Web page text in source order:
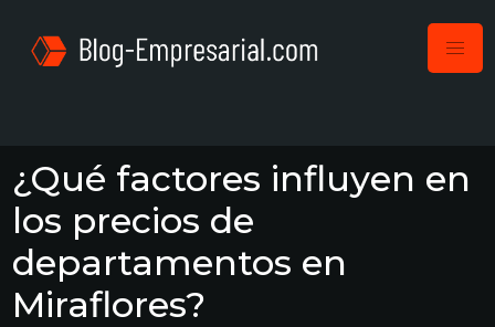
¿Qué factores influyen en
los precios de
departamentos en
Miraflores?